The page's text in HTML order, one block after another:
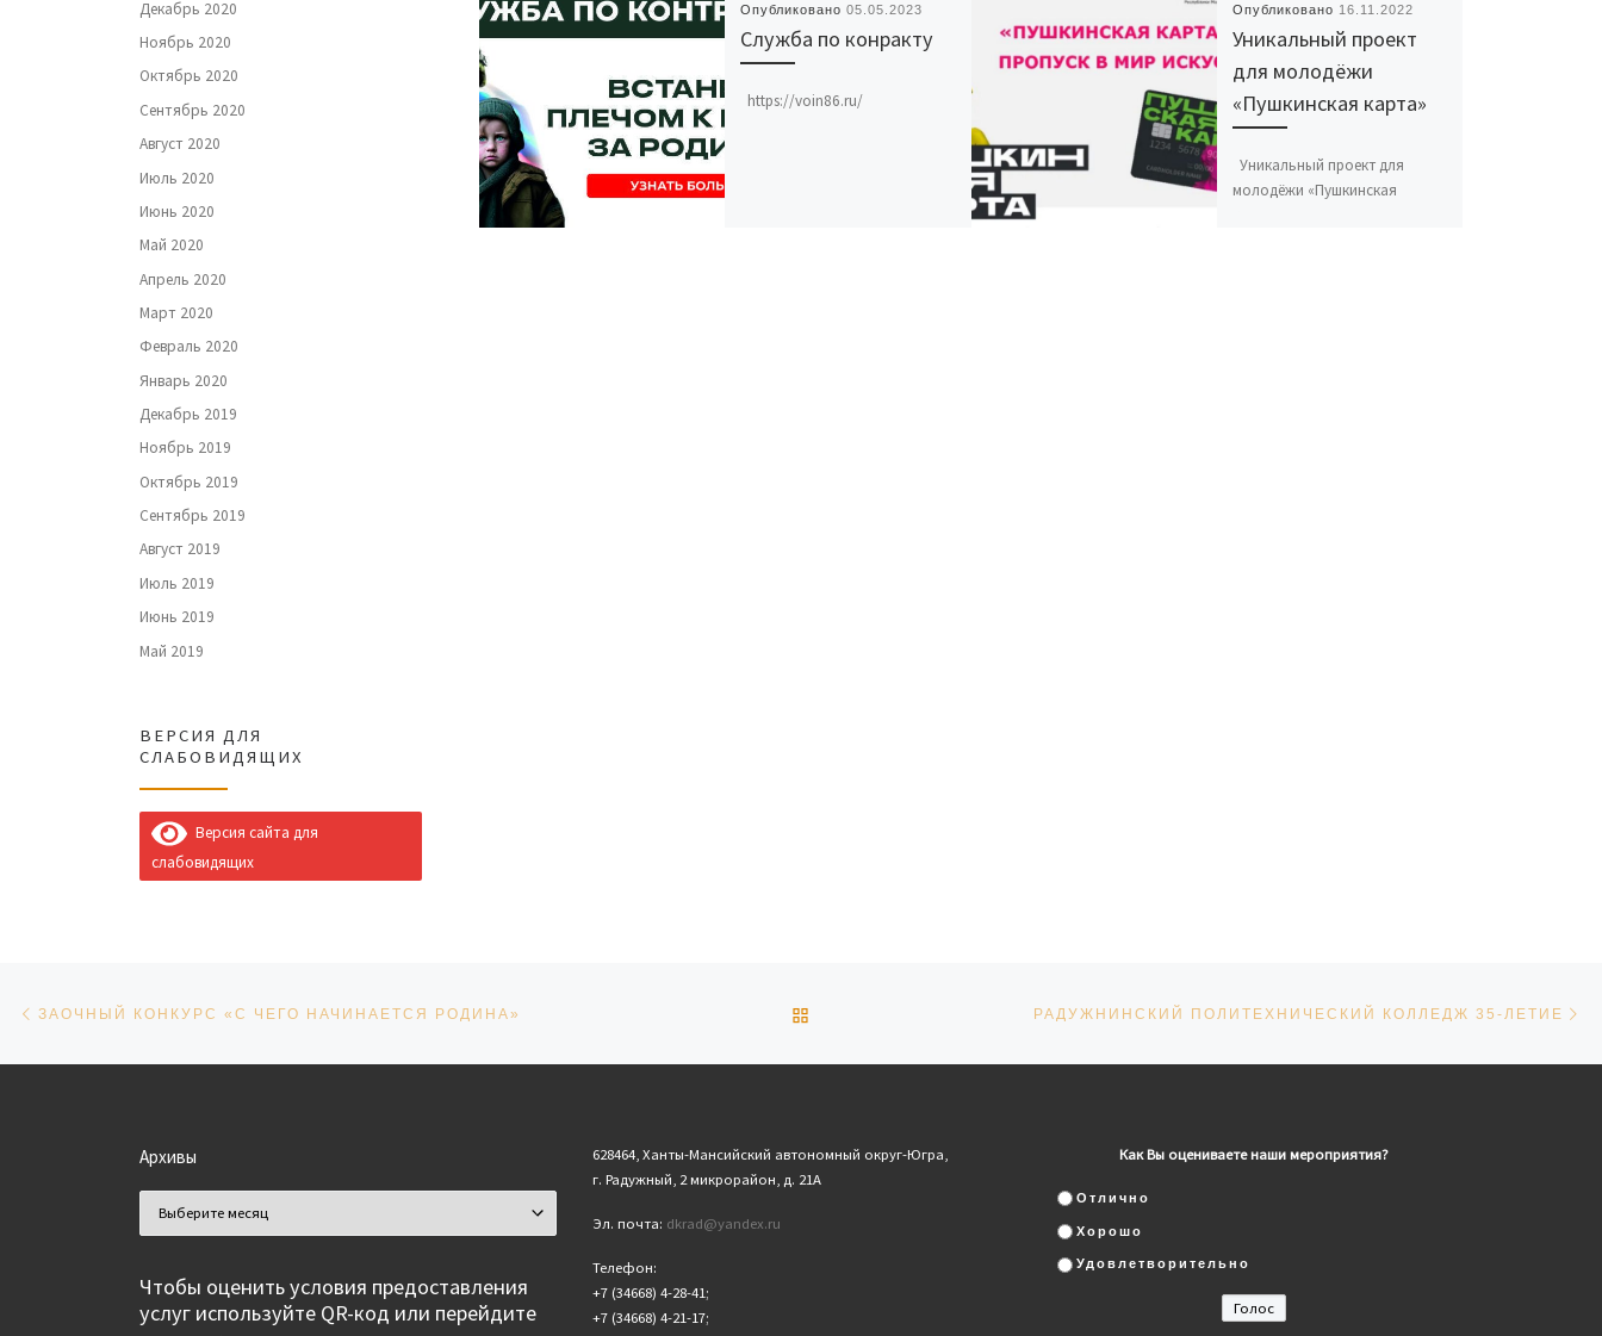
Опубликовано05.05.2023
Служба по конракту
https://voin86.ru/
Опубликовано 16.11.2022
Уникальный проект
для молодёжи
«Пушкинская карта»
Уникальный проект для
молодёжи «Пушкинская
Декабрь 2020
Ноябрь 2020
Октябрь 2020
Сентябрь 2020
Август 2020
Июль 2020
Июнь 2020
Май 2020
Апрель 2020
Март 2020
Февраль 2020
Январь 2020
Декабрь 2019
Ноябрь 2019
Октябрь 2019
Сентябрь 2019
Август 2019
Июль 2019
Июнь 2019
Май 2019
ВЕРСИЯ ДЛЯ
СЛАБОВИДЯЩИХ
Версия сайта для
слабовидящих
Навигация по записям
ЗАОЧНЫЙ КОНКУРС «С ЧЕГО НАЧИНАЕТСЯ РОДИНА» ОБРАТНО К СПИСКУ ЗАПИСЕЙРАДУЖНИНСКИЙ ПОЛИТЕХНИЧЕСКИЙ КОЛЛЕДЖ 35-ЛЕТИЕ
Архивы
Чтобы оценить условия предоставления
услуг используйте QR-код или перейдите
628464, Ханты-Мансийский автономный округ-Югра,
г. Радужный, 2 микрорайон, д. 21А
Эл. почта: dkrad@yandex.ru
Телефон:
+7 (34668) 4-28-41;
+7 (34668) 4-21-17;
Как Вы оцениваете наши мероприятия?
Отлично
Хорошо
Удовлетворительно